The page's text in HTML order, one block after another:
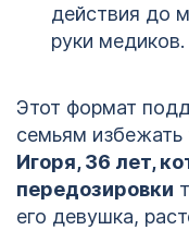
действия до
руки медиков.
Этот формат
семьям избежать
Игоря, 36 лет,
передозировки
его девушка,